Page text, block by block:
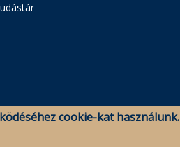
cookie-kat használunk.